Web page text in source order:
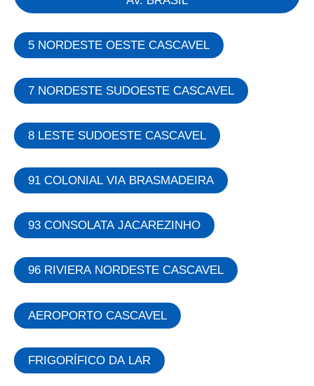
5 NORDESTE OESTE CASCAVEL
7 NORDESTE SUDOESTE CASCAVEL
8 LESTE SUDOESTE CASCAVEL
91 COLONIAL VIA BRASMADEIRA
93 CONSOLATA JACAREZINHO
96 RIVIERA NORDESTE CASCAVEL
AEROPORTO CASCAVEL
FRIGORÍFICO DA LAR